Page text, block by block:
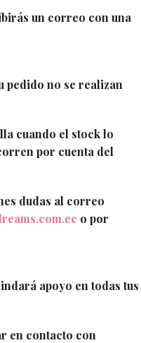
un correo con una
pedido no se realizan
cuando el stock lo
por cuenta del
dudas al correo
o por
apoyo en todas tus
en contacto con